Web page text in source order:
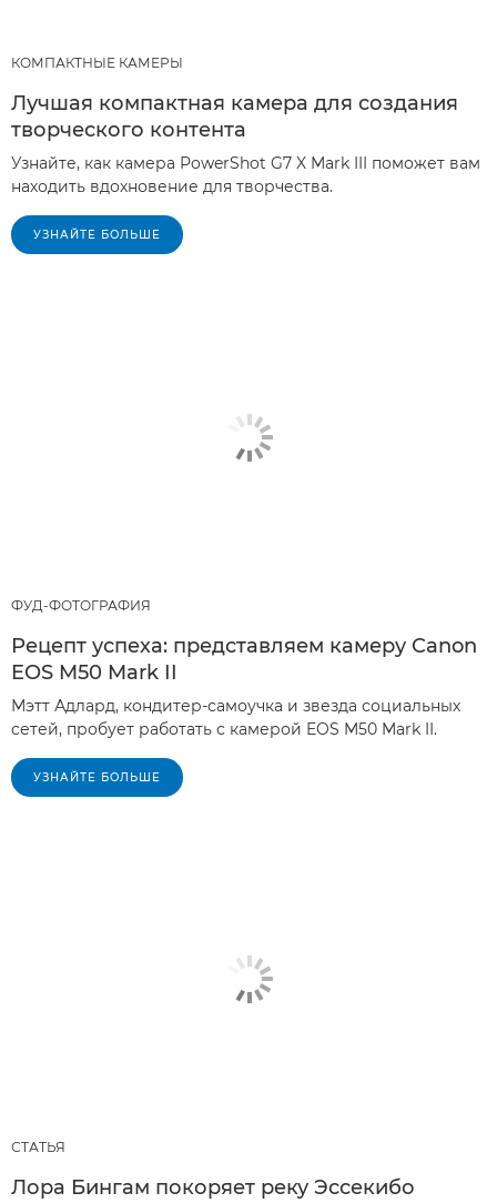
КОМПАКТНЫЕ КАМЕРЫ
Лучшая компактная камера для создания
творческого контента
Узнайте, как камера PowerShot G7 X Mark III поможет вам
находить вдохновение для творчества.
УЗНАЙТЕ БОЛЬШЕ
ФУД-ФОТОГРАФИЯ
Рецепт успеха: представляем камеру Canon
EOS M50 Mark II
Мэтт Адлард, кондитер-самоучка и звезда социальных
сетей, пробует работать с камерой EOS M50 Mark II.
УЗНАЙТЕ БОЛЬШЕ
СТАТЬЯ
Лора Бингам покоряет реку Эссекибо